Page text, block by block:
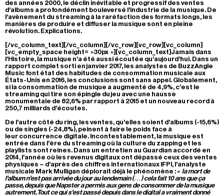
des années 2000, le déclin inévitable et progressif des ventes
d’albums a profondément bouleversé l’industrie de la musique. De
l’avènement du streaming à la raréfaction des formats longs, les
manières de produire et diffuser la musique sont en pleine
révolution. Explications.
[/vc_column_text][/vc_column][/vc_row][vc_row][vc_column]
[vc_empty_space height= »30px »][vc_column_text]Jamais dans
l’Histoire, la musique n’a été aussi écoutée qu’aujourd’hui. Dans un
rapport complet sorti en janvier 2017, les analystes de BuzzAngle
Music font état des habitudes de consommation musicale aux
États-Unis en 2016, les conclusions sont sans appel. Globalement,
si la consommation de musique a augmenté de 4,9%, c’est le
streaming qui tire son épingle du jeu avec une hausse
monumentale de 82,6% par rapport à 2015 et un nouveau record à
250,7 milliards d’écoutes.
De l’autre côté du ring, les ventes, qu’elles soient d’albums (-15,6%)
ou de singles (-24,8%), peinent à faire le poids face à
leur concurrence digitale. Incontestablement, la musique est
entrée dans l’ère du streaming où la culture du zapping et les
playlists sont reines. Dans un entretien au Guardian accordé en
2014, l’année où les revenus digitaux ont dépassé ceux des ventes
physiques – d’après des chiffres internationaux IFPI, l’analyste
musicale Mark Mulligan déplorait déjà le phénomène : « la mort de
l’album n’est pas arrivée du jour au lendemain (…) cela fait 10 ans que ça
passe, depuis que Napster a permis aux gens de consommer de la musique
autrement. Tout ce qui s’est passé depuis dans le digital a vraiment donné